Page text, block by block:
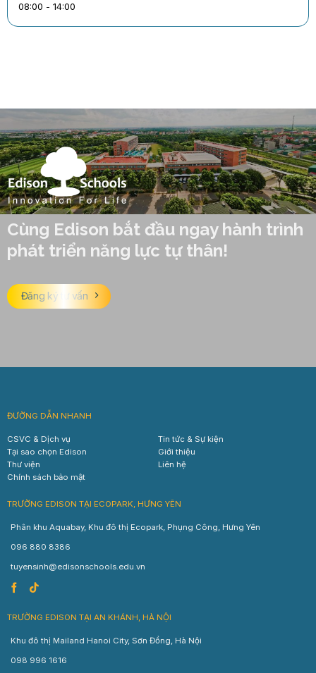
08:00 - 14:00
Cùng Edison bắt đầu ngay hành trình
phát triển năng lực tự thân!
Đăng ký tư vấn
ĐƯỜNG DẪN NHANH
CSVC & Dịch vụ
Tin tức & Sự kiện
Tại sao chọn Edison
Giới thiệu
Thư viện
Liên hệ
Chính sách bảo mật
TRƯỜNG EDISON TẠI ECOPARK, HƯNG YÊN
Phân khu Aquabay, Khu đô thị Ecopark, Phụng Công, Hưng Yên
096 880 8386
tuyensinh@edisonschools.edu.vn
TRƯỜNG EDISON TẠI AN KHÁNH, HÀ NỘI
Khu đô thị Mailand Hanoi City, Sơn Đồng, Hà Nội
098 996 1616